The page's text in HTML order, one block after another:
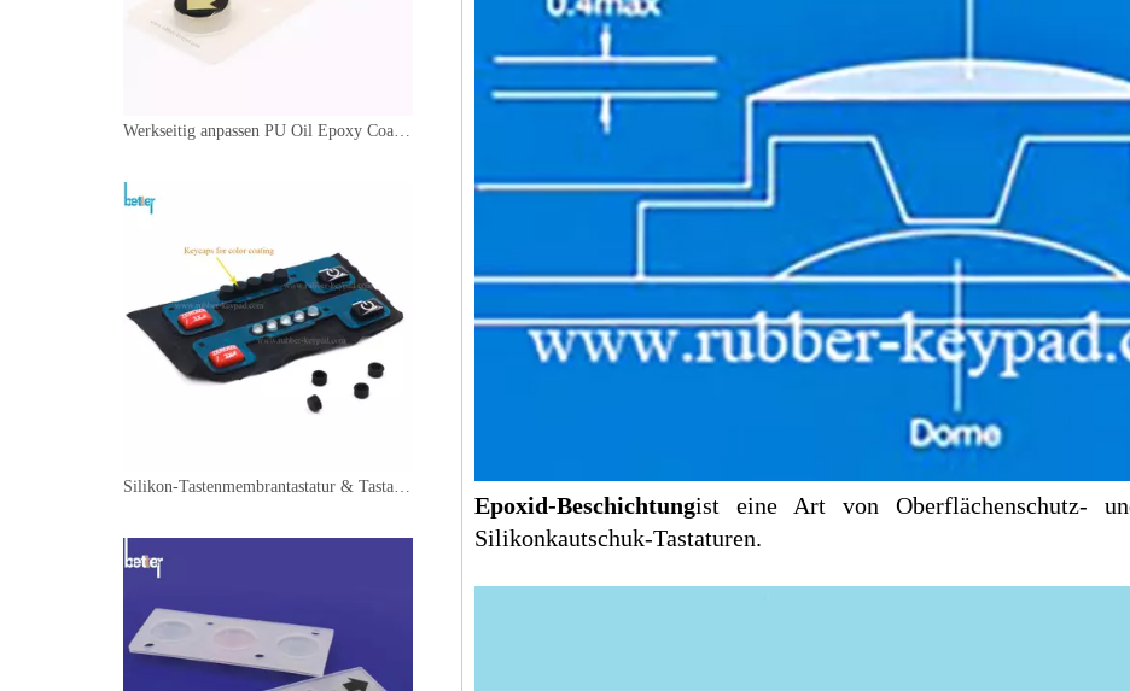
Werkseitig anpassen PU Oil Epoxy Coated Rubber Keyboard zum Schutz
Silikon-Tastenmembrantastatur & Tastaturen
Epoxid-Beschichtungist eine Art von Oberflächenschutz-
Silikonkautschuk-Tastaturen.